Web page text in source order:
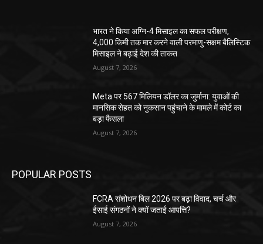
भारत ने किया अग्नि-4 मिसाइल का सफल परीक्षण,
4,000 किमी तक मार करने वाली परमाणु-सक्षम बैलिस्टिक
मिसाइल ने बढ़ाई देश की ताकत
August 7, 2026
Meta पर 567 मिलियन डॉलर का जुर्माना: युवाओं की
मानसिक सेहत को नुकसान पहुंचाने के मामले में कोर्ट का
बड़ा फैसला
August 7, 2026
POPULAR POSTS
FCRA संशोधन बिल 2026 पर बढ़ा विवाद, चर्च और
ईसाई संगठनों ने क्यों जताई आपत्ति?
August 7, 2026